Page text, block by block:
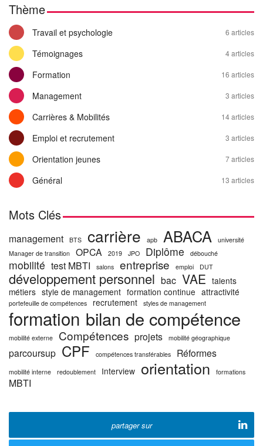
Thème
Travail et psychologie 6 articles
Témoignages 4 articles
Formation 16 articles
Management 3 articles
Carrières & Mobilités 14 articles
Emploi et recrutement 3 articles
Orientation jeunes 7 articles
Général 13 articles
Mots Clés
management BTS carrière apb ABACA
université
Manager de transition
OPCA 2019 JPO Diplôme débouché
mobilité test MBTI salons entreprise emploi DUT
développement personnel bac VAE talents
métiers style de management formation continue attractivité
portefeuille de compétences recrutement styles de management
formation bilan de compétence
mobilité externe Compétences projets mobilité géographique
parcoursup CPF compétences transférables Réformes
mobilité interne redoublement Interview orientation formations
MBTI
partager sur